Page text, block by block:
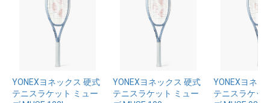
YONEXヨネックス 硬式
テニスラケット ミュー
YONEXヨネックス 硬式
テニスラケット ミュー
YONEXヨネッ
テニスラケッ